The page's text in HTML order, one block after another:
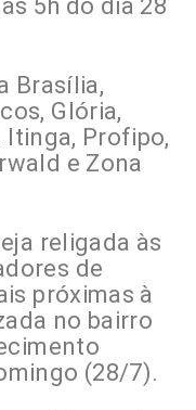
5h do dia 28
Brasília,
Glória,
Itinga, Profipo,
e Zona
religada às
de
próximas à
no bairro
(28/7).